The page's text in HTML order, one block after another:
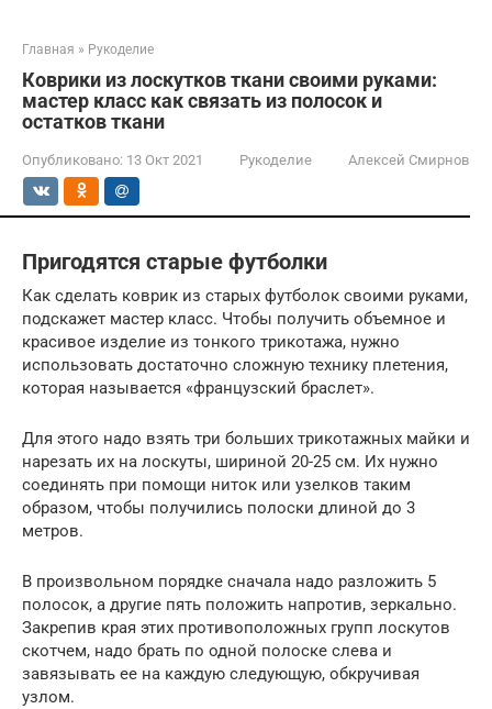
Главная » Рукоделие
Коврики из лоскутков ткани своими руками:
мастер класс как связать из полосок и
остатков ткани
Опубликовано: 13 Окт 2021 Рукоделие Алексей Смирнов
Пригодятся старые футболки
Как сделать коврик из старых футболок своими руками,
подскажет мастер класс. Чтобы получить объемное и
красивое изделие из тонкого трикотажа, нужно
использовать достаточно сложную технику плетения,
которая называется «французский браслет».
Для этого надо взять три больших трикотажных майки и
нарезать их на лоскуты, шириной 20-25 см. Их нужно
соединять при помощи ниток или узелков таким
образом, чтобы получились полоски длиной до 3
метров.
В произвольном порядке сначала надо разложить 5
полосок, а другие пять положить напротив, зеркально.
Закрепив края этих противоположных групп лоскутов
скотчем, надо брать по одной полоске слева и
завязывать ее на каждую следующую, обкручивая
узлом.